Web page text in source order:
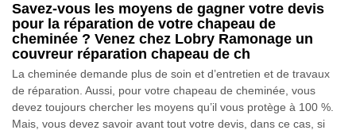
Savez-vous les moyens de gagner votre devis
pour la réparation de votre chapeau de
cheminée ? Venez chez Lobry Ramonage un
couvreur réparation chapeau de ch
La cheminée demande plus de soin et d’entretien et de travaux
de réparation. Aussi, pour votre chapeau de cheminée, vous
devez toujours chercher les moyens qu’il vous protège à 100 %.
Mais, vous devez savoir avant tout votre devis, dans ce cas, si